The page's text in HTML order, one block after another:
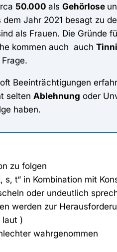
50.000 als Gehörlose
dem Jahr 2021 besagt zu
als Frauen. Die Gründe
kommen auch auch
Frage.
Beeinträchtigungen
selten Ablehnung oder
haben.
zu folgen
t“ in Kombination mit
oder undeutlich
werden zur
laut )
wahrgenommen